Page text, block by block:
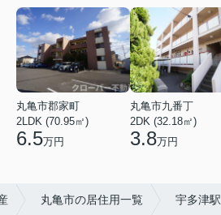
丸亀市郡家町
2LDK (70.95㎡)
6.5万円
丸亀市九番丁
2DK (32.18㎡)
3.8万円
丸亀市の居住用一覧 宇多津駅